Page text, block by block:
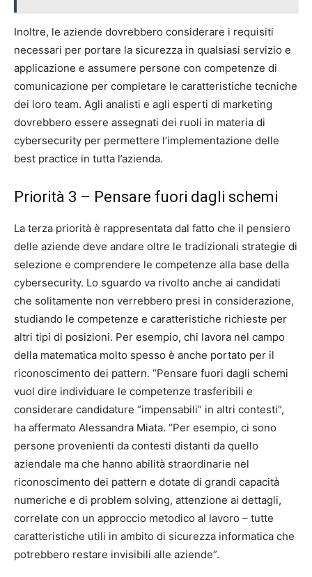
Inoltre, le aziende dovrebbero considerare i requisiti
necessari per portare la sicurezza in qualsiasi servizio e
applicazione e assumere persone con competenze di
comunicazione per completare le caratteristiche tecniche
dei loro team. Agli analisti e agli esperti di marketing
dovrebbero essere assegnati dei ruoli in materia di
cybersecurity per permettere l’implementazione delle
best practice in tutta l’azienda.
Priorità 3 – Pensare fuori dagli schemi
La terza priorità è rappresentata dal fatto che il pensiero
delle aziende deve andare oltre le tradizionali strategie di
selezione e comprendere le competenze alla base della
cybersecurity. Lo sguardo va rivolto anche ai candidati
che solitamente non verrebbero presi in considerazione,
studiando le competenze e caratteristiche richieste per
altri tipi di posizioni. Per esempio, chi lavora nel campo
della matematica molto spesso è anche portato per il
riconoscimento dei pattern. “Pensare fuori dagli schemi
vuol dire individuare le competenze trasferibili e
considerare candidature “impensabili” in altri contesti”,
ha affermato Alessandra Miata. “Per esempio, ci sono
persone provenienti da contesti distanti da quello
aziendale ma che hanno abilità straordinarie nel
riconoscimento dei pattern e dotate di grandi capacità
numeriche e di problem solving, attenzione ai dettagli,
correlate con un approccio metodico al lavoro – tutte
caratteristiche utili in ambito di sicurezza informatica che
potrebbero restare invisibili alle aziende”.